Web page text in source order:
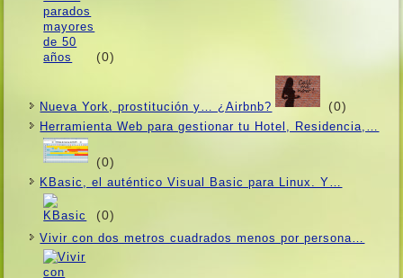
(0)
Nueva York, prostitución y… ¿Airbnb? (0)
Herramienta Web para gestionar tu Hotel, Residencia,…
(0)
KBasic, el auténtico Visual Basic para Linux. Y…
(0)
Vivir con dos metros cuadrados menos por persona…